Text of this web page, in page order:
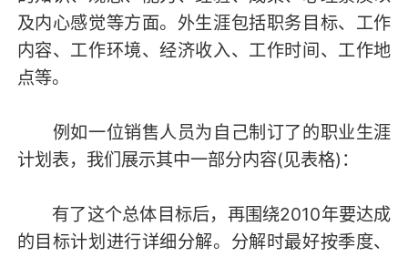
及内心感觉等方面。外生涯包括职务目标、工作
内容、工作环境、经济收入、工作时间、工作地
点等。
例如一位销售人员为自己制订了的职业生涯
计划表，我们展示其中一部分内容(见表格)：
有了这个总体目标后，再围绕2010年要达成
的目标计划进行详细分解。分解时最好按季度、